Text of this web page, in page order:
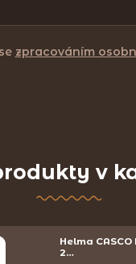
zpracováním
v
Helma
2…